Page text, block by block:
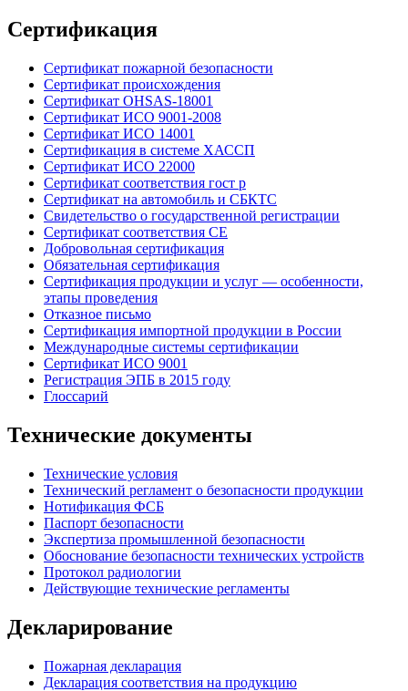
Сертификация
Сертификат пожарной безопасности
Сертификат происхождения
Сертификат OHSAS-18001
Сертификат ИСО 9001-2008
Сертификат ИСО 14001
Сертификация в системе ХАССП
Сертификат ИСО 22000
Сертификат соответствия гост р
Сертификат на автомобиль и СБКТС
Свидетельство о государственной регистрации
Сертификат соответствия СЕ
Добровольная сертификация
Обязательная сертификация
Сертификация продукции и услуг — особенности,
этапы проведения
Отказное письмо
Сертификация импортной продукции в России
Международные системы сертификации
Сертификат ИСО 9001
Регистрация ЭПБ в 2015 году
Глоссарий
Технические документы
Технические условия
Технический регламент о безопасности продукции
Нотификация ФСБ
Паспорт безопасности
Экспертиза промышленной безопасности
Обоснование безопасности технических устройств
Протокол радиологии
Действующие технические регламенты
Декларирование
Пожарная декларация
Декларация соответствия на продукцию